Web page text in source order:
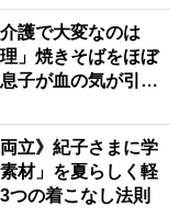
護で大変なのは
理」焼きそばをほぼ
子が血の気が引い
両立》紀子さまに学
材」を夏らしく軽
つの着こなし法則